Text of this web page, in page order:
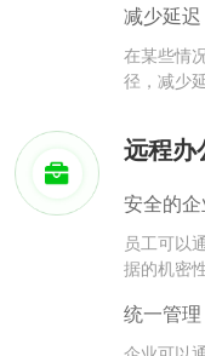
减少延迟
在某些情
径，减少
远程办
安全的
员工可以
据的机密
统一管理